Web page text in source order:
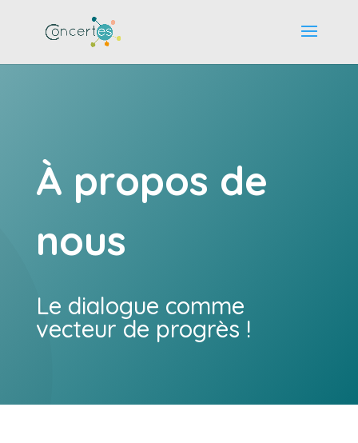
À propos de
nous
Le dialogue comme
vecteur de progrès !